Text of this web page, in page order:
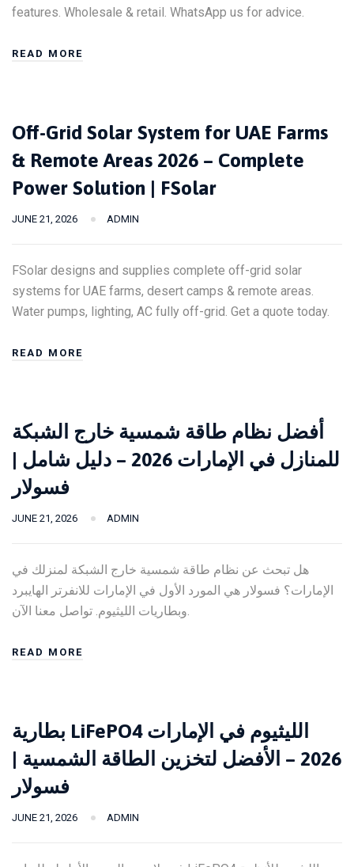
features. Wholesale & retail. WhatsApp us for advice.
READ MORE
Off-Grid Solar System for UAE Farms
& Remote Areas 2026 – Complete
Power Solution | FSolar
JUNE 21, 2026 ADMIN
FSolar designs and supplies complete off-grid solar
systems for UAE farms, desert camps & remote areas.
Water pumps, lighting, AC fully off-grid. Get a quote today.
READ MORE
أفضل نظام طاقة شمسية خارج الشبكة
للمنازل في الإمارات 2026 – دليل شامل |
فسولار
JUNE 21, 2026 ADMIN
هل تبحث عن نظام طاقة شمسية خارج الشبكة لمنزلك في
الإمارات؟ فسولار هي المورد الأول في الإمارات للانفرتر الهايبرد
وبطاريات الليثيوم. تواصل معنا الآن.
READ MORE
بطارية LiFePO4 الليثيوم في الإمارات
2026 – الأفضل لتخزين الطاقة الشمسية |
فسولار
JUNE 21, 2026 ADMIN